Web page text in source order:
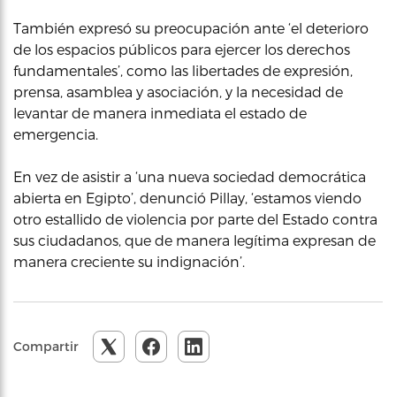
También expresó su preocupación ante ‘el deterioro
de los espacios públicos para ejercer los derechos
fundamentales’, como las libertades de expresión,
prensa, asamblea y asociación, y la necesidad de
levantar de manera inmediata el estado de
emergencia.
En vez de asistir a ‘una nueva sociedad democrática
abierta en Egipto’, denunció Pillay, ‘estamos viendo
otro estallido de violencia por parte del Estado contra
sus ciudadanos, que de manera legítima expresan de
manera creciente su indignación’.
Compartir